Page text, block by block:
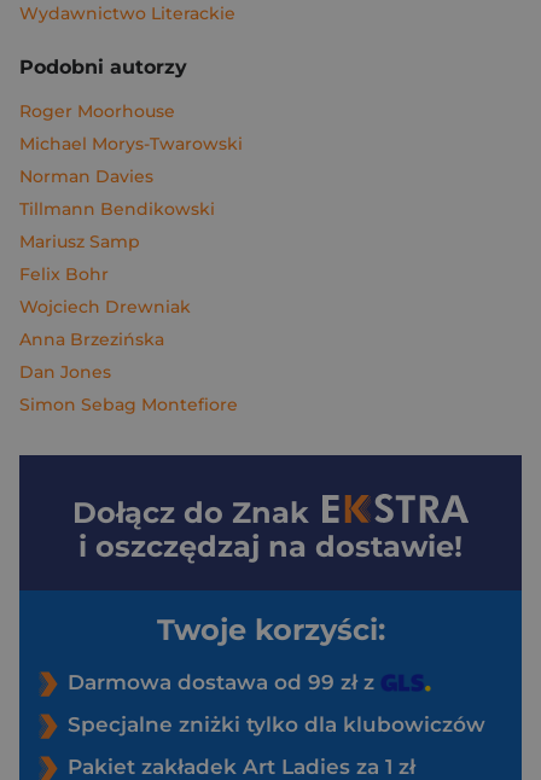
Wydawnictwo Literackie
Podobni autorzy
Roger Moorhouse
Michael Morys-Twarowski
Norman Davies
Tillmann Bendikowski
Mariusz Samp
Felix Bohr
Wojciech Drewniak
Anna Brzezińska
Dan Jones
Simon Sebag Montefiore
Dołącz do Znak
i oszczędzaj na dostawie!
Twoje korzyści:
Darmowa dostawa od 99 zł z
Specjalne zniżki tylko dla klubowiczów
Pakiet zakładek Art Ladies za 1 zł